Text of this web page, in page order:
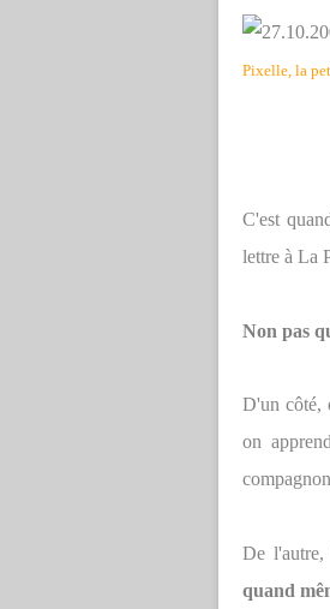
Pixelle, la
C'est
lettre à La
Non pas
D'un côté,
on
compagnon
De
quand